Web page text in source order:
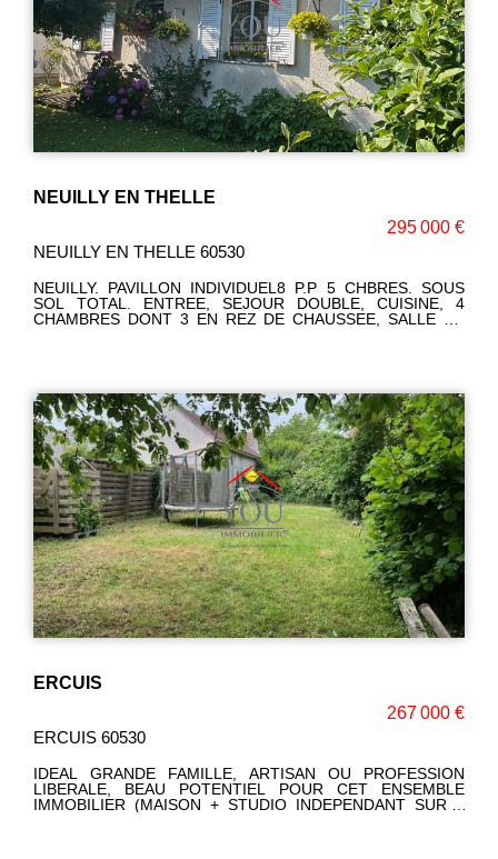
NEUILLY EN THELLE
295 000 €
NEUILLY EN THELLE 60530
NEUILLY. PAVILLON INDIVIDUEL8 P.P 5 CHBRES. SOUS
SOL TOTAL. ENTREE, SEJOUR DOUBLE, CUISINE, 4
CHAMBRES DONT 3 EN REZ DE CHAUSSEE, SALLE DE
ERCUIS
267 000 €
ERCUIS 60530
IDEAL GRANDE FAMILLE, ARTISAN OU PROFESSION
LIBERALE, BEAU POTENTIEL POUR CET ENSEMBLE
IMMOBILIER (MAISON + STUDIO INDEPENDANT SUR 2